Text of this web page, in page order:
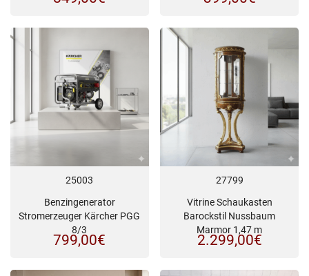
25003
Benzingenerator
Stromerzeuger Kärcher PGG
8/3
799,00€
27799
Vitrine Schaukasten
Barockstil Nussbaum
Marmor 1,47 m
2.299,00€